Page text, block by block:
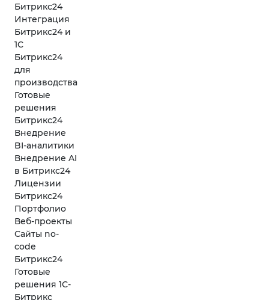
Битрикс24
Интеграция
Битрикс24 и
1С
Битрикс24
для
производства
Готовые
решения
Битрикс24
Внедрение
BI-аналитики
Внедрение AI
в Битрикс24
Лицензии
Битрикс24
Портфолио
Веб-проекты
Сайты no-
code
Битрикс24
Готовые
решения 1С-
Битрикс